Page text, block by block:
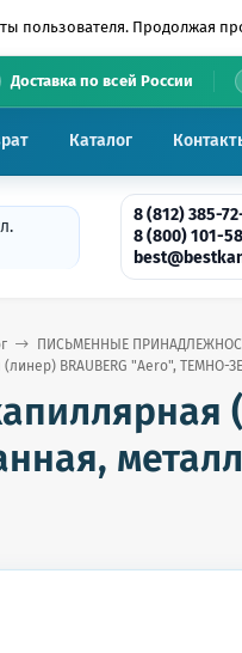
пользователя. Продолжая
Доставка по всей России
Каталог
8 (812) 385-
8 (800) 101-
ПИСЬМЕННЫЕ
BRAUBERG "Aero", ТЕМНО-